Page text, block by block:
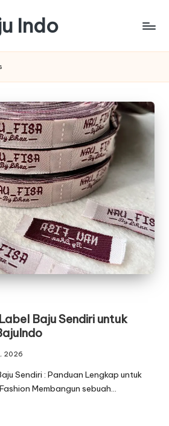
Indo
Baju Sendiri untuk
2026
Sendiri : Panduan Lengkap untuk
Membangun sebuah…